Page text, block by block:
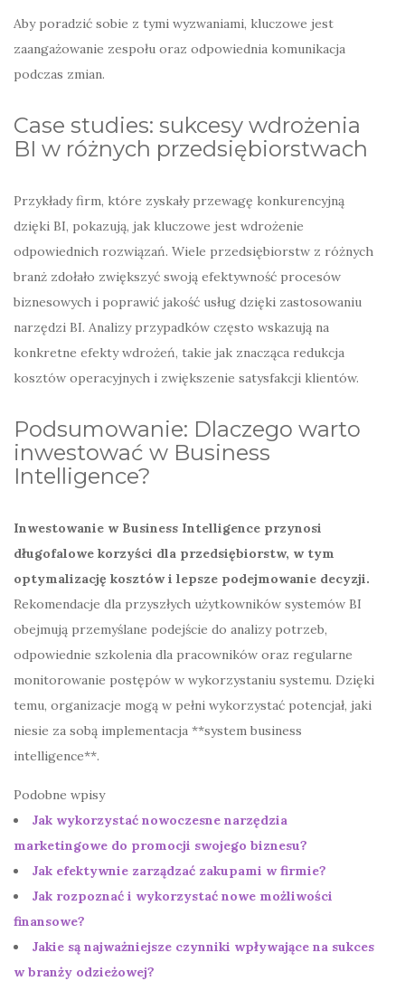
Aby poradzić sobie z tymi wyzwaniami, kluczowe jest
zaangażowanie zespołu oraz odpowiednia komunikacja
podczas zmian.
Case studies: sukcesy wdrożenia
BI w różnych przedsiębiorstwach
Przykłady firm, które zyskały przewagę konkurencyjną
dzięki BI, pokazują, jak kluczowe jest wdrożenie
odpowiednich rozwiązań. Wiele przedsiębiorstw z różnych
branż zdołało zwiększyć swoją efektywność procesów
biznesowych i poprawić jakość usług dzięki zastosowaniu
narzędzi BI. Analizy przypadków często wskazują na
konkretne efekty wdrożeń, takie jak znacząca redukcja
kosztów operacyjnych i zwiększenie satysfakcji klientów.
Podsumowanie: Dlaczego warto
inwestować w Business
Intelligence?
Inwestowanie w Business Intelligence przynosi
długofalowe korzyści dla przedsiębiorstw, w tym
optymalizację kosztów i lepsze podejmowanie decyzji.
Rekomendacje dla przyszłych użytkowników systemów BI
obejmują przemyślane podejście do analizy potrzeb,
odpowiednie szkolenia dla pracowników oraz regularne
monitorowanie postępów w wykorzystaniu systemu. Dzięki
temu, organizacje mogą w pełni wykorzystać potencjał, jaki
niesie za sobą implementacja **system business
intelligence**.
Podobne wpisy
Jak wykorzystać nowoczesne narzędzia
marketingowe do promocji swojego biznesu?
Jak efektywnie zarządzać zakupami w firmie?
Jak rozpoznać i wykorzystać nowe możliwości
finansowe?
Jakie są najważniejsze czynniki wpływające na sukces
w branży odzieżowej?